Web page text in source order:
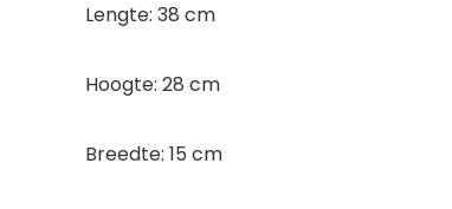
Lengte: 38 cm
Hoogte: 28 cm
Breedte: 15 cm